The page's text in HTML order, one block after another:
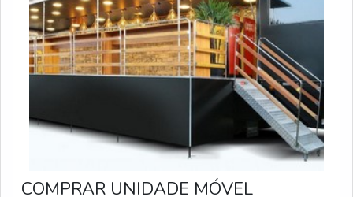
COMPRAR UNIDADE MÓVEL